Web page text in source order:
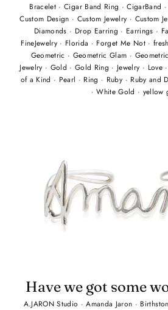
Bracelet ·Cigar Band Ring ·CigarBand
Custom Design · Custom Jewelry · Custom
Diamonds · Drop Earring · Earrings ·
FineJewelry · Florida · Forget Me Not ·
Geometric · Geometric Glam ·
Jewelry · Gold ·Gold Ring · Jewelry · Love ·
of a Kind · Pearl · Ring · Ruby · Ruby and
·White Gold · yellow
Have we got some
A.JARON Studio ·Amanda Jaron ·